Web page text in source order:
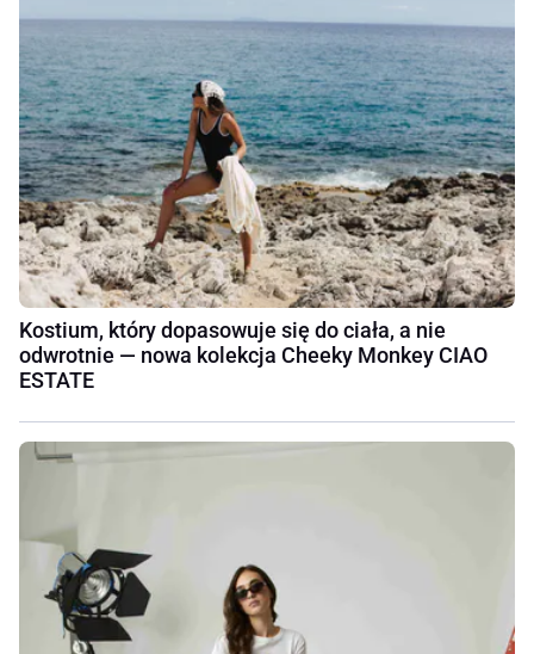
Kostium, który dopasowuje się do ciała, a nie
odwrotnie — nowa kolekcja Cheeky Monkey CIAO
ESTATE